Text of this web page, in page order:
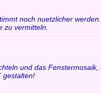
noch nuetzlicher
zu vermitteln.
und das
gestalten!